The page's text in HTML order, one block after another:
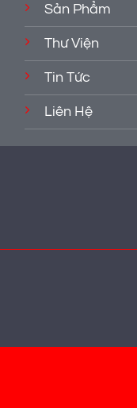
Sản Phẩm
Thư Viện
Tin Tức
Liên Hệ